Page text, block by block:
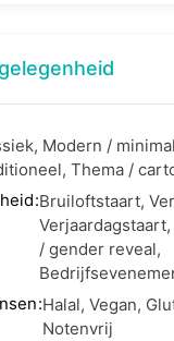
Modern /
Thema /
Bruiloftstaart,
/ gender reveal,
Halal, Vegan,
Notenvrij